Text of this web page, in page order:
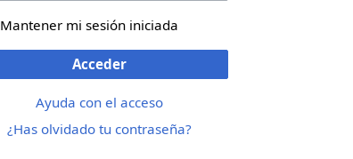
Mantener mi sesión iniciada
Acceder
Ayuda con el acceso
¿Has olvidado tu contraseña?